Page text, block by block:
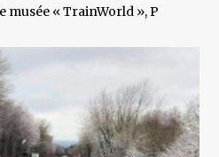
musée « TrainWorld », P